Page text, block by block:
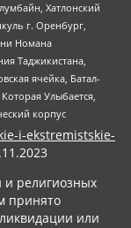
Хатлонский
г. Оренбург,
Номана
Таджикистана,
ячейка, Батал-
Улыбается,
корпус
i-ekstremistskie-
религиозных
принято
или